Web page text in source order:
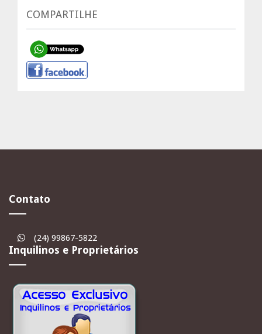
COMPARTILHE
Contato
(24) 99867-5822
Inquilinos e Proprietários